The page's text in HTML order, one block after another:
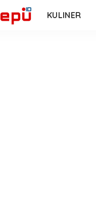
KULINER